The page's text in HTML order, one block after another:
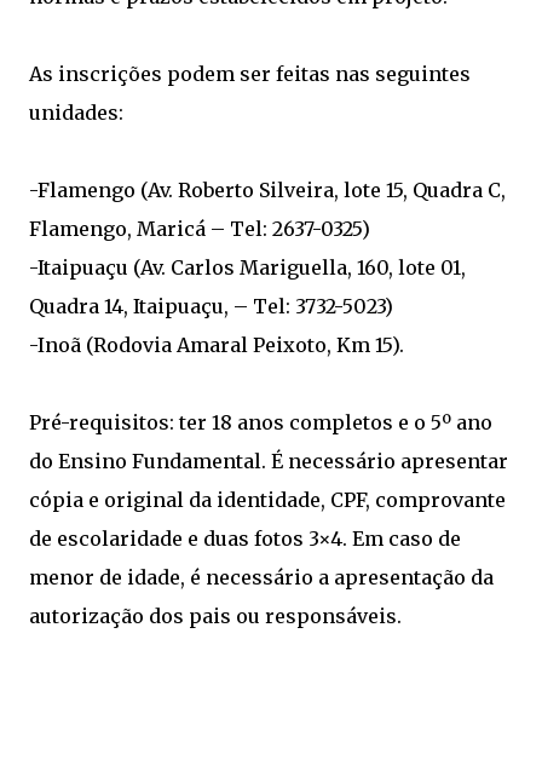
As inscrições podem ser feitas nas seguintes
unidades:
-Flamengo (Av. Roberto Silveira, lote 15, Quadra C,
Flamengo, Maricá – Tel: 2637-0325)
-Itaipuaçu (Av. Carlos Mariguella, 160, lote 01,
Quadra 14, Itaipuaçu, – Tel: 3732-5023)
-Inoã (Rodovia Amaral Peixoto, Km 15).
Pré-requisitos: ter 18 anos completos e o 5º ano
do Ensino Fundamental. É necessário apresentar
cópia e original da identidade, CPF, comprovante
de escolaridade e duas fotos 3×4. Em caso de
menor de idade, é necessário a apresentação da
autorização dos pais ou responsáveis.